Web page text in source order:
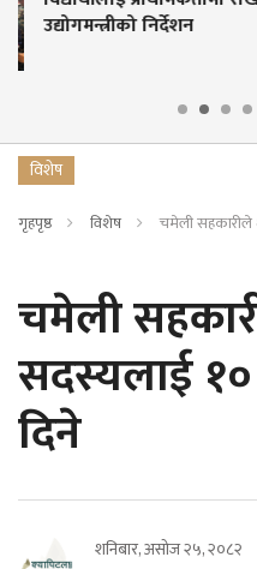
खेल्ने
विशेष
गृहपृष्ठ विशेष चमेली सहकारीले
चमेली
सदस्यलाई
दिने
शनिबार, असोज २५, २०८२